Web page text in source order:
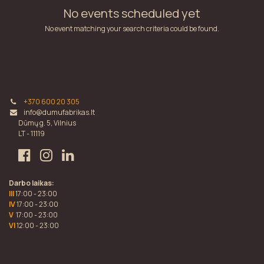
No events scheduled yet
No event matching your search criteria could be found.
+370 600 20 305
info@dumufabrikas.lt
Dūmų g. 5, Vilnius
LT - 11119
Darbo laikas:
III17:00 - 23:00
IV17:00 - 23:00
V 17:00 - 23:00
VI12:00 - 23:00